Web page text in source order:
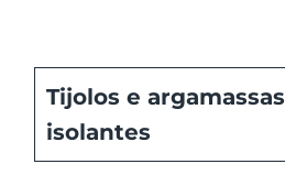
Tijolos e argamassas
isolantes